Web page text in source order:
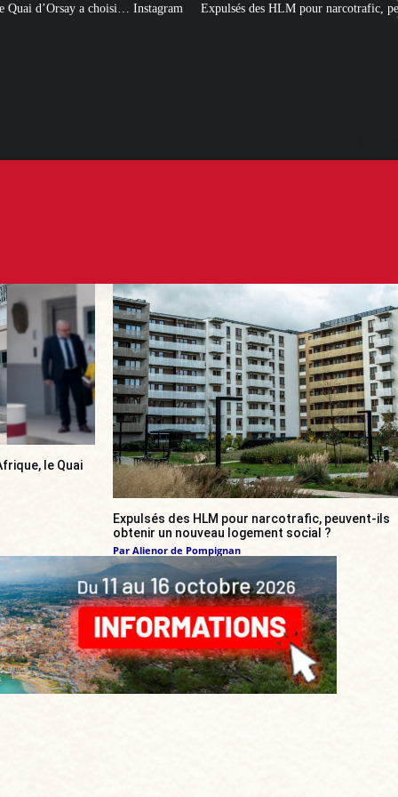
Expulsés des HLM pour narcotrafic, peuvent-ils obtenir un
le Quai
Expulsés des HLM pour narcotrafic, peuvent-ils
obtenir un nouveau logement social ?
Par Alienor de Pompignan